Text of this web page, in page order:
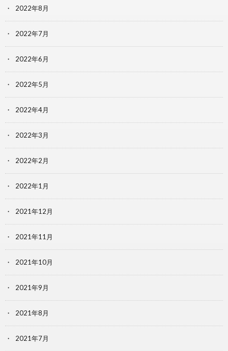
2022年8月
2022年7月
2022年6月
2022年5月
2022年4月
2022年3月
2022年2月
2022年1月
2021年12月
2021年11月
2021年10月
2021年9月
2021年8月
2021年7月